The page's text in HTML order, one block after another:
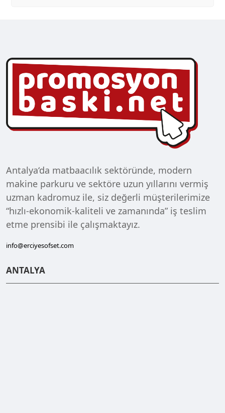
Antalya‘da matbaacılık sektöründe, modern
makine parkuru ve sektöre uzun yıllarını vermiş
uzman kadromuz ile, siz değerli müşterilerimize
“hızlı-ekonomik-kaliteli ve zamanında” iş teslim
etme prensibi ile çalışmaktayız.
info@erciyesofset.com
ANTALYA